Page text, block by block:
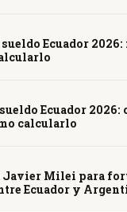
Ecuador
Ecuador 2026:
calcularlo
Javier Milei para
Ecuador y